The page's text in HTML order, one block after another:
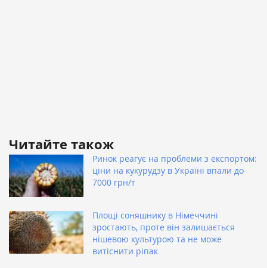
Читайте також
Ринок реагує на проблеми з експортом:
ціни на кукурудзу в Україні впали до
7000 грн/т
Площі соняшнику в Німеччині
зростають, проте він залишається
нішевою культурою та не може
витіснити ріпак